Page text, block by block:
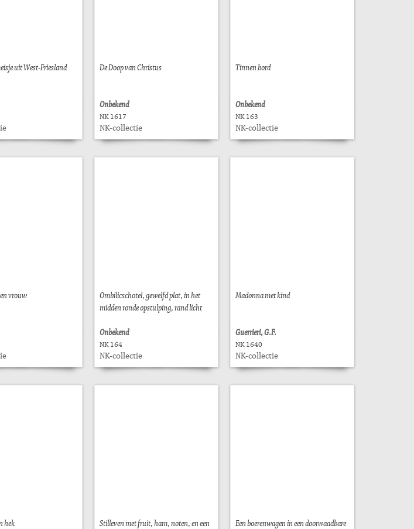
uit West-Friesland De Doop van Christus
Onbekend
NK 1617
NK-collectie
Tinnen bord
Onbekend
NK 163
NK-collectie
vrouw
Ombilicschotel, gewelfd plat, in het
midden ronde opstulping, rand licht
Onbekend
NK 164
NK-collectie
Madonna met kind
Guerrieri, G.F.
NK 1640
NK-collectie
hek
Stilleven met fruit, ham, noten, en een
Een boerenwagen in een doorwaadbare